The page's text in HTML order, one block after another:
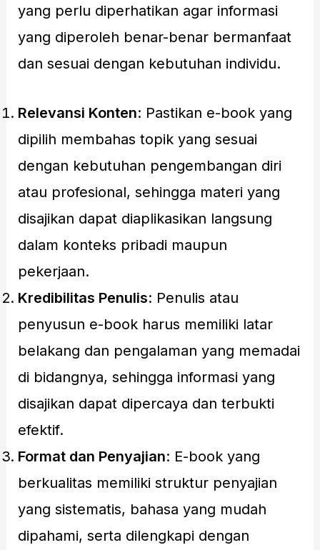
yang perlu diperhatikan agar informasi
yang diperoleh benar-benar bermanfaat
dan sesuai dengan kebutuhan individu.
Relevansi Konten: Pastikan e-book yang
dipilih membahas topik yang sesuai
dengan kebutuhan pengembangan diri
atau profesional, sehingga materi yang
disajikan dapat diaplikasikan langsung
dalam konteks pribadi maupun
pekerjaan.
Kredibilitas Penulis: Penulis atau
penyusun e-book harus memiliki latar
belakang dan pengalaman yang memadai
di bidangnya, sehingga informasi yang
disajikan dapat dipercaya dan terbukti
efektif.
Format dan Penyajian: E-book yang
berkualitas memiliki struktur penyajian
yang sistematis, bahasa yang mudah
dipahami, serta dilengkapi dengan